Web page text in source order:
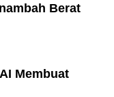
Berat
Membuat